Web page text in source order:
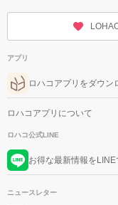
アプリ
ロハコアプリをダウン
ロハコアプリについて
ロハコ公式LINE
お得な最新情報を
ニュースレター